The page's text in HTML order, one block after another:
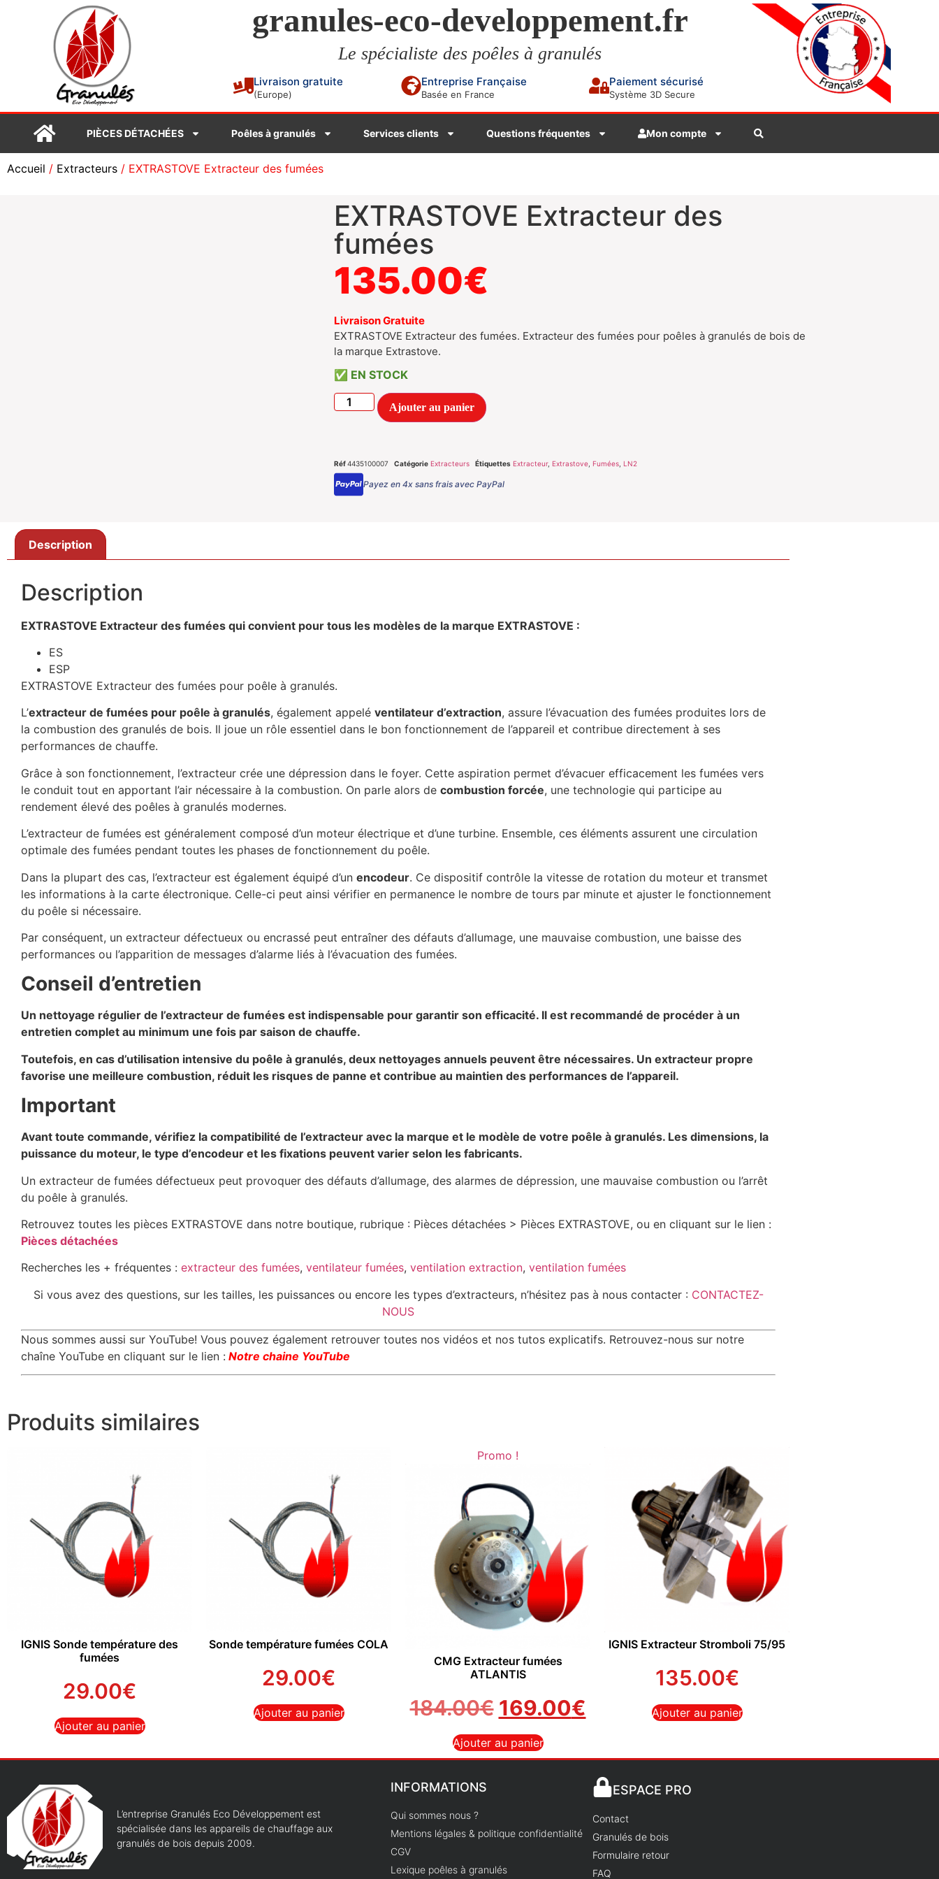
granules-eco-developpement.fr
Le spécialiste des poêles à granulés
Livraison gratuite
(Europe)
Entreprise Française
Basée en France
Paiement sécurisé
Système 3D Secure
PIÈCES DÉTACHÉES Poêles à granulés Services clients Questions fréquentes Mon compte
Accueil / Extracteurs / EXTRASTOVE Extracteur des fumées
EXTRASTOVE Extracteur des
fumées
135.00€
Livraison Gratuite
EXTRASTOVE Extracteur des fumées. Extracteur des fumées pour poêles à granulés de bois de
la marque Extrastove.
EN STOCK
Ajouter au panier
Réf4435100007 Catégorie Extracteurs Étiquettes Extracteur, Extrastove Fumées LN2
Payez en 4x sans frais avec PayPal
Description
Description
EXTRASTOVE Extracteur des fumées qui convient pour tous les modèles de la marque EXTRASTOVE :
ES
ESP
EXTRASTOVE Extracteur des fumées pour poêle à granulés.
L’extracteur de fumées pour poêle à granulés, également appelé ventilateur d’extraction, assure l’évacuation des fumées produites lors de
la combustion des granulés de bois. Il joue un rôle essentiel dans le bon fonctionnement de l’appareil et contribue directement à ses
performances de chauffe.
Grâce à son fonctionnement, l’extracteur crée une dépression dans le foyer. Cette aspiration permet d’évacuer efficacement les fumées vers
le conduit tout en apportant l’air nécessaire à la combustion. On parle alors de combustion forcée, une technologie qui participe au
rendement élevé des poêles à granulés modernes.
L’extracteur de fumées est généralement composé d’un moteur électrique et d’une turbine. Ensemble, ces éléments assurent une circulation
optimale des fumées pendant toutes les phases de fonctionnement du poêle.
Dans la plupart des cas, l’extracteur est également équipé d’un encodeur. Ce dispositif contrôle la vitesse de rotation du moteur et transmet
les informations à la carte électronique. Celle-ci peut ainsi vérifier en permanence le nombre de tours par minute et ajuster le fonctionnement
du poêle si nécessaire.
Par conséquent, un extracteur défectueux ou encrassé peut entraîner des défauts d’allumage, une mauvaise combustion, une baisse des
performances ou l’apparition de messages d’alarme liés à l’évacuation des fumées.
Conseil d’entretien
Un nettoyage régulier de l’extracteur de fumées est indispensable pour garantir son efficacité. Il est recommandé de procéder à un
entretien complet au minimum une fois par saison de chauffe.
Toutefois, en cas d’utilisation intensive du poêle à granulés, deux nettoyages annuels peuvent être nécessaires. Un extracteur propre
favorise une meilleure combustion, réduit les risques de panne et contribue au maintien des performances de l’appareil.
Important
Avant toute commande, vérifiez la compatibilité de l’extracteur avec la marque et le modèle de votre poêle à granulés. Les dimensions, la
puissance du moteur, le type d’encodeur et les fixations peuvent varier selon les fabricants.
Un extracteur de fumées défectueux peut provoquer des défauts d’allumage, des alarmes de dépression, une mauvaise combustion ou l’arrêt
du poêle à granulés.
Retrouvez toutes les pièces EXTRASTOVE dans notre boutique, rubrique : Pièces détachées > Pièces EXTRASTOVE, ou en cliquant sur le lien :
Pièces détachées
Recherches les + fréquentes : extracteur des fumées, ventilateur fumées, ventilation extraction, ventilation fumées
Si vous avez des questions, sur les tailles, les puissances ou encore les types d’extracteurs, n’hésitez pas à nous contacter : CONTACTEZ-
NOUS
Nous sommes aussi sur YouTube! Vous pouvez également retrouver toutes nos vidéos et nos tutos explicatifs. Retrouvez-nous sur notre
chaîne YouTube en cliquant sur le lien : Notre chaine YouTube
Produits similaires
IGNIS Sonde température des
fumées
29.00€
Ajouter au panier
Sonde température fumées COLA
29.00€
Ajouter au panier
Promo !
CMG Extracteur fumées
ATLANTIS
184.00€ 169.00€
Ajouter au panier
IGNIS Extracteur Stromboli 75/95
135.00€
Ajouter au panier
L’entreprise Granulés Eco Développement est
spécialisée dans les appareils de chauffage aux
granulés de bois depuis 2009.
INFORMATIONS
Qui sommes nous ?
Mentions légales & politique confidentialité
CGV
Lexique poêles à granulés
ESPACE PRO
Contact
Granulés de bois
Formulaire retour
FAQ